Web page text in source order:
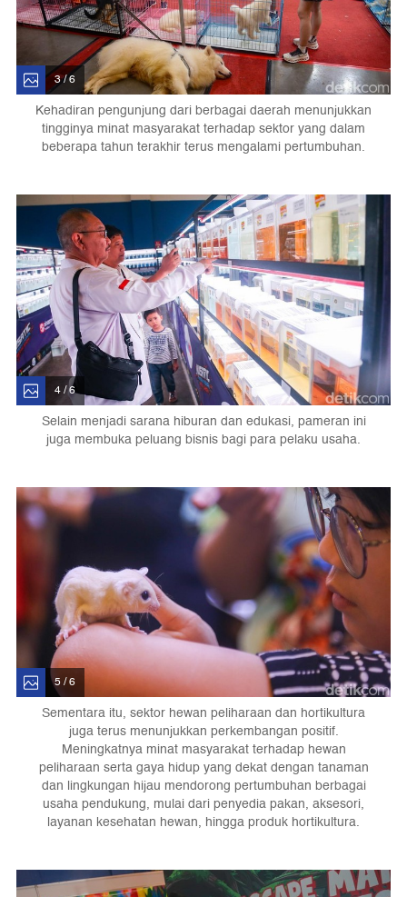
3 / 6
Kehadiran pengunjung dari berbagai daerah menunjukkan
tingginya minat masyarakat terhadap sektor yang dalam
beberapa tahun terakhir terus mengalami pertumbuhan.
4 / 6
Selain menjadi sarana hiburan dan edukasi, pameran ini
juga membuka peluang bisnis bagi para pelaku usaha.
5 / 6
Sementara itu, sektor hewan peliharaan dan hortikultura
juga terus menunjukkan perkembangan positif.
Meningkatnya minat masyarakat terhadap hewan
peliharaan serta gaya hidup yang dekat dengan tanaman
dan lingkungan hijau mendorong pertumbuhan berbagai
usaha pendukung, mulai dari penyedia pakan, aksesori,
layanan kesehatan hewan, hingga produk hortikultura.